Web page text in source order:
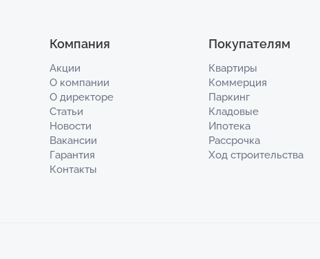
Компания
Акции
О компании
О директоре
Статьи
Новости
Вакансии
Гарантия
Контакты
Покупателям
Квартиры
Коммерция
Паркинг
Кладовые
Ипотека
Рассрочка
Ход строительства